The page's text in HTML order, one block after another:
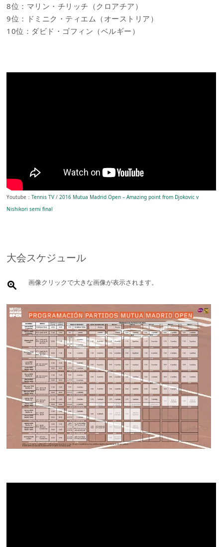
8位：マリン・チリッチ（クロアチア）
9位：ドミニク・ティエム（オーストリア）
10位：ダビド・ゴフィン（ベルギー）
Youtube：Tennis TV /2016 Mutua Madrid Open – Amazing point from Djokovic v
Nishikori semi final
大会スケジュール
画像クリックで大きな画像が表示されます。